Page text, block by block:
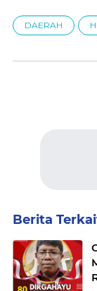
DAERAH
Berita